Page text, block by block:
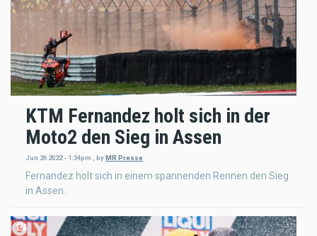
KTM Fernandez holt sich in der
Moto2 den Sieg in Assen
Jun 26 2022 - 1:34pm byMR Presse
Fernandez holt sich in einem spannenden Rennen den Sieg
in Assen.